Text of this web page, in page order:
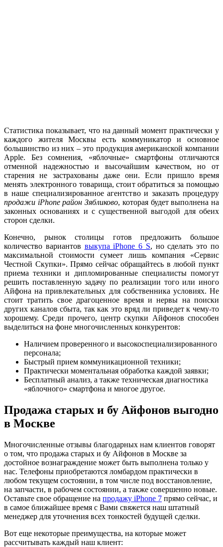
Статистика показывает, что на данный момент практически у
каждого жителя Москвы есть коммуникатор и основное
большинство из них – это продукция американской компании
Apple. Без сомнения, «яблочные» смартфоны отличаются
отменной надежностью и высочайшим качеством, но от
старения не застрахованы даже они. Если пришло время
менять электронного товарища, стоит обратиться за помощью
в наше специализированное агентство и заказать процедуру
продажи iPhone район Зябликово, которая будет выполнена на
законных основаниях и с существенной выгодой для обеих
сторон сделки.
Конечно, рынок столицы готов предложить большое
количество вариантов выкупа iPhone 6 S, но сделать это по
максимальной стоимости сумеет лишь компания «Сервис
Честной Скупки». Прямо сейчас обращайтесь в любой пункт
приема техники и дипломированные специалисты помогут
решить поставленную задачу по реализации того или иного
Айфона на привлекательных для собственника условиях. Не
стоит тратить свое драгоценное время и нервы на поиски
других каналов сбыта, так как это вряд ли приведет к чему-то
хорошему. Среди прочего, центр скупки Айфонов способен
выделиться на фоне многочисленных конкурентов:
Наличием проверенного и высокоспециализированного
персонала;
Быстрый прием коммуникационной техники;
Практически моментальная обработка каждой заявки;
Бесплатный анализ, а также техническая диагностика
«яблочного» смартфона и многое другое.
Продажа старых и бу Айфонов выгодно
в Москве
Многочисленные отзывы благодарных нам клиентов говорят
о том, что продажа старых и бу Айфонов в Москве за
достойное вознаграждение может быть выполнена только у
нас. Телефоны приобретаются ломбардом практически в
любом текущем состоянии, в том числе под восстановление,
на запчасти, в рабочем состоянии, а также совершенно новые.
Оставьте свое обращение на продажу iPhone 7 прямо сейчас, и
в самое ближайшее время с Вами свяжется наш штатный
менеджер для уточнения всех тонкостей будущей сделки.
Вот еще некоторые преимущества, на которые может
рассчитывать каждый наш клиент: